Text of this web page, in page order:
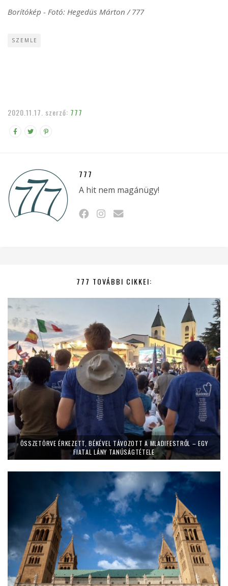
Borítókép - Fotó: Hegedüs Márton / 777
SZEMLE
2020.11.17. szerző: 777
777
A hit nem magánügy!
777 TOVÁBBI CIKKEI:
ÖSSZETÖRVE ÉRKEZETT, BÉKÉVEL TÁVOZOTT A MLADIFESTRŐL – EGY
FIATAL LÁNY TANÚSÁGTÉTELE